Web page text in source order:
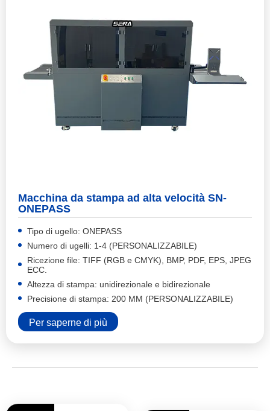
Macchina da stampa ad alta velocità SN-
ONEPASS
Tipo di ugello: ONEPASS
Numero di ugelli: 1-4 (PERSONALIZZABILE)
Ricezione file: TIFF (RGB e CMYK), BMP, PDF, EPS, JPEG
ECC.
Altezza di stampa: unidirezionale e bidirezionale
Precisione di stampa: 200 MM (PERSONALIZZABILE)
Per saperne di più